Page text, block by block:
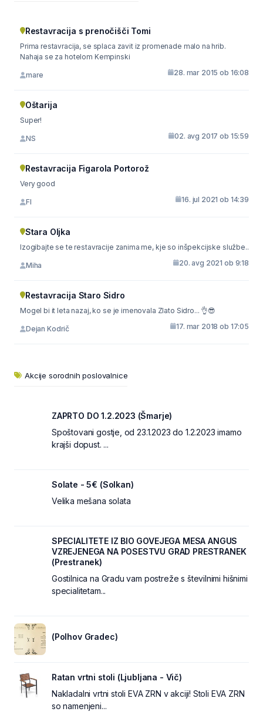
Restavracija s prenočišči Tomi
Prima restavracija, se splaca zavit iz promenade malo na hrib.
Nahaja se za hotelom Kempinski
mare 28. mar 2015 ob 16:08
Oštarija
Super!
NS 02. avg 2017 ob 15:59
Restavracija Figarola Portorož
Very good
FI 16. jul 2021 ob 14:39
Stara Oljka
Izogibajte se te restavracije zanima me, kje so inšpekcijske službe..
Miha 20. avg 2021 ob 9:18
Restavracija Staro Sidro
Mogel bi it leta nazaj, ko se je imenovala Zlato Sidro... 👌😎
Dejan Kodrič 17. mar 2018 ob 17:05
Akcije sorodnih poslovalnice
ZAPRTO DO 1.2.2023 (Šmarje)
Spoštovani gostje, od 23.1.2023 do 1.2.2023 imamo
krajši dopust. ...
Solate - 5€ (Solkan)
Velika mešana solata
SPECIALITETE IZ BIO GOVEJEGA MESA ANGUS
VZREJENEGA NA POSESTVU GRAD PRESTRANEK
(Prestranek)
Gostilnica na Gradu vam postreže s številnimi hišnimi
specialitetam...
(Polhov Gradec)
Ratan vrtni stoli (Ljubljana - Vič)
Nakladalni vrtni stoli EVA ZRN v akciji! Stoli EVA ZRN
so namenjeni...